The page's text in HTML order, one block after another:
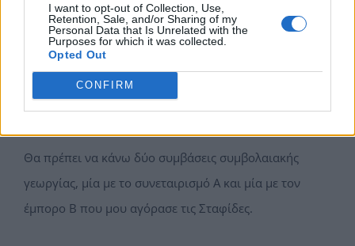
I want to opt-out of Collection, Use,
Retention, Sale, and/or Sharing of my
Personal Data that Is Unrelated with the
Purposes for which it was collected.
Opted Out
CONFIRM
Παράδειγμα 1: Έχω δύο καλλιέργειες: Ελαιόλαδο και
σταφίδες, τις οποίες πουλάω σε δύο διαφορετικούς
εμπόρους, το Ελαιόλαδο στον συνεταιρισμό Α και τις
σταφίδες στον έμπορο Β.
Θα πρέπει να κάνω δύο συμβάσεις συµβολαιακής
γεωργίας, µία µε το συνεταιρισμό Α και µία µε τον
έμπορο Β που µου αγόρασε τις Σταφίδες.